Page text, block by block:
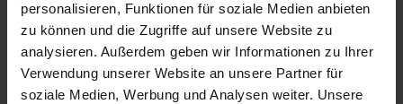
personalisieren, Funktionen für soziale Medien anbieten
zu können und die Zugriffe auf unsere Website zu
analysieren. Außerdem geben wir Informationen zu Ihrer
Verwendung unserer Website an unsere Partner für
soziale Medien, Werbung und Analysen weiter. Unsere